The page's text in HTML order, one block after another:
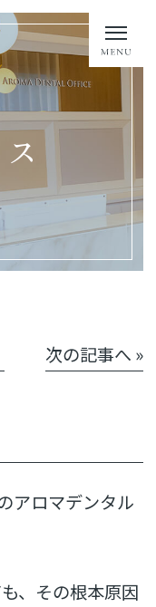
次の記事へ »
アロマデンタル
、その根本原因